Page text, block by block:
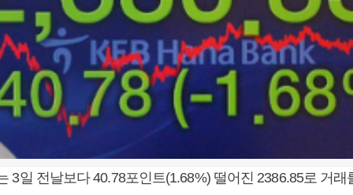
3일 전날보다 40.78포인트(1.68%) 떨어진 2386.85로 거래